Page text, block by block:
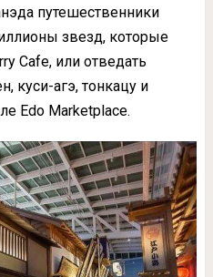
путешественники
звезд, которые
Cafe, или отведать
куси-агэ, тонкацу и
Edo Marketplace.